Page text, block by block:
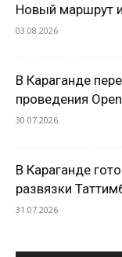
Новый маршрут
03.08.2026
В Караганде
проведения
30.07.2026
В Караганде
развязки
31.07.2026